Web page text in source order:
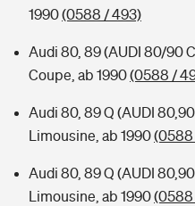
1990(0588 / 493)
Audi 80, 89 (AUDI 80/90
Coupe, ab 1990(0588 /
Audi 80, 89 Q (AUDI
Limousine, ab 1990(0588
Audi 80, 89 Q (AUDI
Limousine, ab 1990(0588